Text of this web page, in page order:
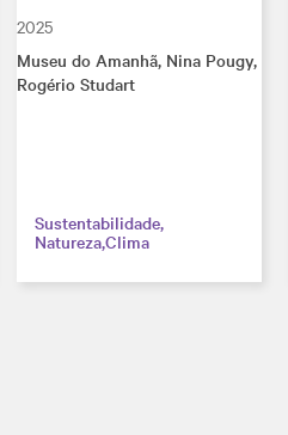
2025
Museu do Amanhã, Nina Pougy,
Rogério Studart
Sustentabilidade
NaturezaClima